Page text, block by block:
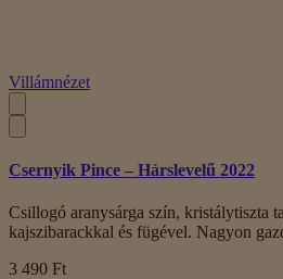
Villámnézet
Csernyik Pince – Hárslevelű 2022
Csillogó aranysárga szín, kristálytiszta
kajszibarackkal és fügével. Nagyon
3 490 Ft